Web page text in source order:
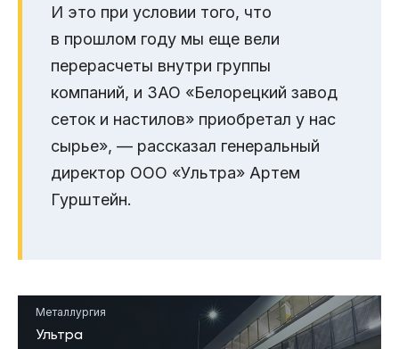
И это при условии того, что
в прошлом году мы еще вели
перерасчеты внутри группы
компаний, и ЗАО «Белорецкий завод
сеток и настилов» приобретал у нас
сырье», — рассказал генеральный
директор ООО «Ультра» Артем
Гурштейн.
Металлургия
Ультра